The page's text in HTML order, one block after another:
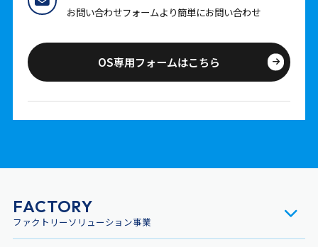
お問い合わせフォームより簡単にお問い合わせ
OS専用フォームはこちら
FACTORY
ファクトリーソリューション事業